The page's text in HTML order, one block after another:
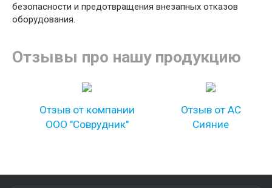
безопасности и предотвращения внезапных отказов
оборудования.
Отзывы про нашу продукцию
Отзыв от компании
ООО "Соврудник"
Отзыв от АС
Сияние